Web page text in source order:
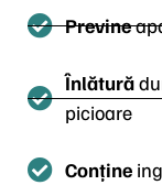
Previne
Înlătură
picioare
Conține